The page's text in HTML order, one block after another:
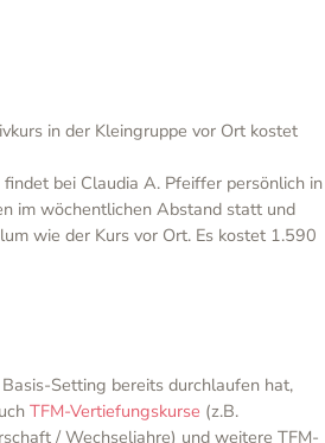
in der Kleingruppe vor Ort kostet
bei Claudia A. Pfeiffer persönlich in
im wöchentlichen Abstand statt und
wie der Kurs vor Ort. Es kostet 1.590
Setting bereits durchlaufen hat,
TFM-Vertiefungskurse (z.B.
/ Wechseljahre) und weitere TFM-